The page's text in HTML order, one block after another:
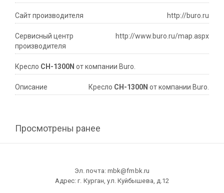
Сайт производителя http://buro.ru
Сервисный центр
производителя
http://www.buro.ru/map.aspx
Кресло CH-1300N от компании Buro.
Описание Кресло CH-1300N от компании Buro.
Просмотрены ранее
Эл. почта: mbk@fmbk.ru
Адрес: г. Курган, ул. Куйбышева, д.12